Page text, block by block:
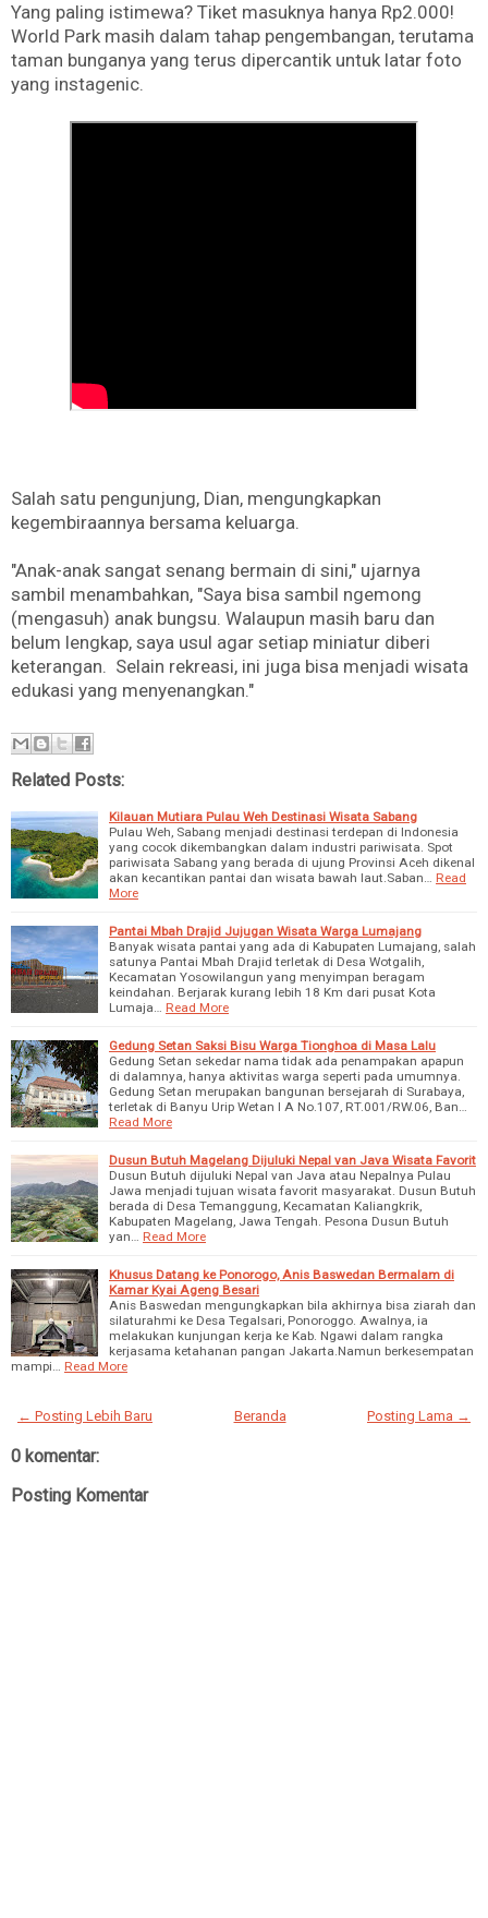
Yang paling istimewa? Tiket masuknya hanya Rp2.000!
World Park masih dalam tahap pengembangan, terutama
taman bunganya yang terus dipercantik untuk latar foto
yang instagenic.
Salah satu pengunjung, Dian, mengungkapkan
kegembiraannya bersama keluarga.
"Anak-anak sangat senang bermain di sini," ujarnya
sambil menambahkan, "Saya bisa sambil ngemong
(mengasuh) anak bungsu. Walaupun masih baru dan
belum lengkap, saya usul agar setiap miniatur diberi
keterangan. Selain rekreasi, ini juga bisa menjadi wisata
edukasi yang menyenangkan."
Related Posts:
Kilauan Mutiara Pulau Weh Destinasi Wisata Sabang
Pulau Weh, Sabang menjadi destinasi terdepan di Indonesia
yang cocok dikembangkan dalam industri pariwisata. Spot
pariwisata Sabang yang berada di ujung Provinsi Aceh dikenal
akan kecantikan pantai dan wisata bawah laut.Saban…
Read
More
Pantai Mbah Drajid Jujugan Wisata Warga Lumajang
Banyak wisata pantai yang ada di Kabupaten Lumajang, salah
satunya Pantai Mbah Drajid terletak di Desa Wotgalih,
Kecamatan Yosowilangun yang menyimpan beragam
keindahan. Berjarak kurang lebih 18 Km dari pusat Kota
Lumaja…
Read More
Gedung Setan Saksi Bisu Warga Tionghoa di Masa Lalu
Gedung Setan sekedar nama tidak ada penampakan apapun
di dalamnya, hanya aktivitas warga seperti pada umumnya.
Gedung Setan merupakan bangunan bersejarah di Surabaya,
terletak di Banyu Urip Wetan I A No.107, RT.001/RW.06, Ban…
Read More
Dusun Butuh Magelang Dijuluki Nepal van Java Wisata Favorit
Dusun Butuh dijuluki Nepal van Java atau Nepalnya Pulau
Jawa menjadi tujuan wisata favorit masyarakat. Dusun Butuh
berada di Desa Temanggung, Kecamatan Kaliangkrik,
Kabupaten Magelang, Jawa Tengah. Pesona Dusun Butuh
yan…
Read More
Khusus Datang ke Ponorogo, Anis Baswedan Bermalam di
Kamar Kyai Ageng Besari
Anis Baswedan mengungkapkan bila akhirnya bisa ziarah dan
silaturahmi ke Desa Tegalsari, Ponoroggo. Awalnya, ia
melakukan kunjungan kerja ke Kab. Ngawi dalam rangka
kerjasama ketahanan pangan Jakarta.Namun berkesempatan
mampi…
Read More
← Posting Lebih Baru Posting Lama →
Beranda
0 komentar:
Posting Komentar